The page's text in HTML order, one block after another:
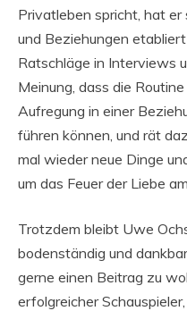
Privatleben spricht, hat
und Beziehungen
Ratschläge in Interviews
Meinung, dass die
Aufregung in einer
führen können, und rät
mal wieder neue Dinge
um das Feuer der Liebe
Trotzdem bleibt Uwe
bodenständig und
gerne einen Beitrag zu
erfolgreicher